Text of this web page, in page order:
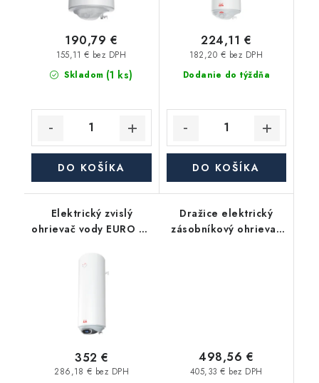
Skladom (1 ks)
155,11 € bez DPH
190,79 €
DO KOŠÍKA
Dodanie do týždňa
182,20 € bez DPH
224,11 €
DO KOŠÍKA
Elektrický zvislý
ohrievač vody EURO 80
objem 80 l, 2 kW
286,18 € bez DPH
352 €
Dražice elektrický
zásobníkový ohrievač
405,33 € bez DPH
498,56 €